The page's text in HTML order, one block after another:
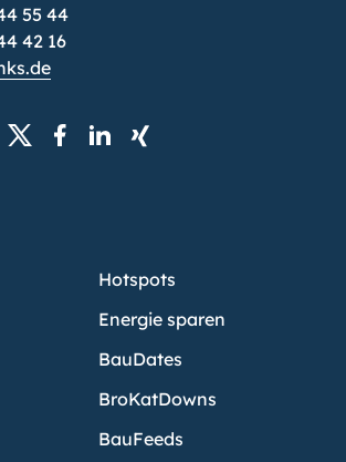
55 44
42 16
Hotspots
Energie sparen
BauDates
BroKatDowns
BauFeeds